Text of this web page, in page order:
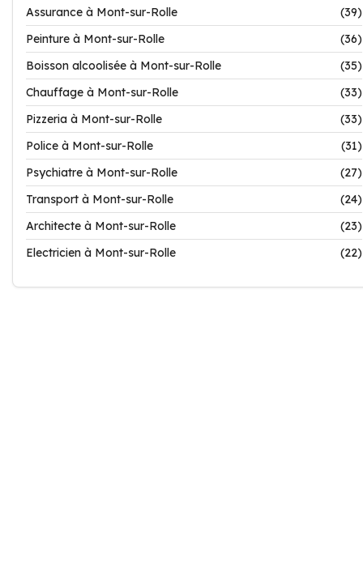
Assurance à Mont-sur-Rolle
(39)
Peinture à Mont-sur-Rolle
(36)
Boisson alcoolisée à Mont-sur-Rolle
(35)
Chauffage à Mont-sur-Rolle
(33)
Pizzeria à Mont-sur-Rolle
(33)
Police à Mont-sur-Rolle
(31)
Psychiatre à Mont-sur-Rolle
(27)
Transport à Mont-sur-Rolle
(24)
Architecte à Mont-sur-Rolle
(23)
Electricien à Mont-sur-Rolle
(22)